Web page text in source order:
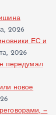
2026
ЕС и
2026
передумал
новое
—